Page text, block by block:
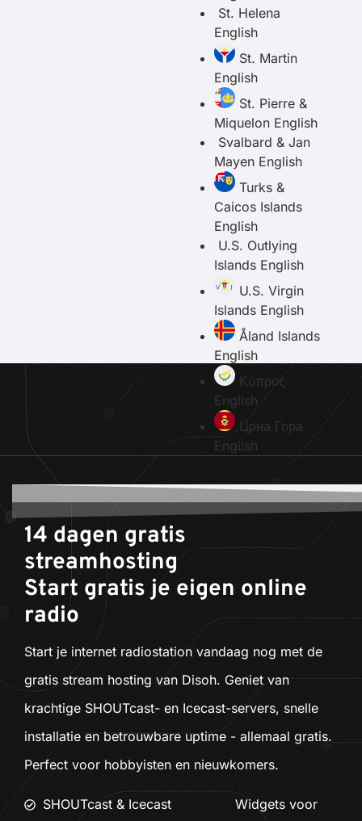
St. Helena
English
St. Martin
English
St. Pierre &
Miquelon English
Svalbard & Jan
Mayen English
Turks &
Caicos Islands
English
U.S. Outlying
Islands English
U.S. Virgin
Islands English
Åland Islands
English
Κύπρος
English
Црна Гора
English
14 dagen gratis
streamhosting
Start gratis je eigen online
radio
Start je internet radiostation vandaag nog met de
gratis stream hosting van Disoh. Geniet van
krachtige SHOUTcast- en Icecast-servers, snelle
installatie en betrouwbare uptime - allemaal gratis.
Perfect voor hobbyisten en nieuwkomers.
SHOUTcast & Icecast
Widgets voor